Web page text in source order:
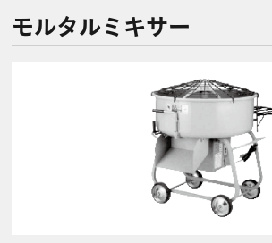
モルタルミキサー